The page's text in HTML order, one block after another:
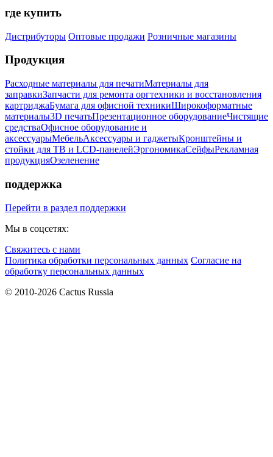
где купить
Дистрибуторы Оптовые продажи Розничные магазины
Продукция
Расходные материалы для печатиМатериалы для
заправкиЗапчасти для ремонта оргтехники и восстановления
картриджаБумага для офисной техникиШирокоформатные
материалы3D печатьПрезентационное оборудованиеЧистящие
средстваОфисное оборудование и
аксессуарыМебельАксессуары и гаджетыКронштейны и
стойки для ТВ и LCD-панелейЭргономикаСейфыРекламная
продукцияОзеленение
поддержка
Перейти в раздел поддержки
Мы в соцсетях:
Свяжитесь с нами
Политика обработки персональных данных Согласие на
обработку персональных данных
© 2010-2026 Cactus Russia